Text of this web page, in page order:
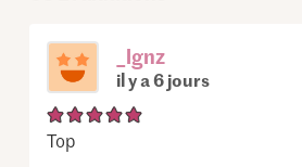
_lgnz
il y a 6 jours
Top